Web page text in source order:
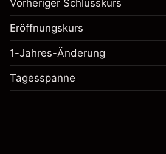
Vorheriger Schlusskurs
Eröffnungskurs
1-Jahres-Änderung
Tagesspanne